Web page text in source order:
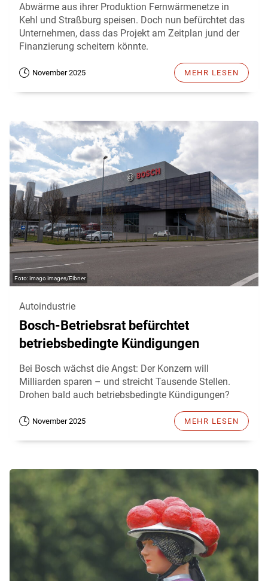
Abwärme aus ihrer Produktion Fernwärmenetze in
Kehl und Straßburg speisen. Doch nun befürchtet das
Unternehmen, dass das Projekt am Zeitplan jund der
Finanzierung scheitern könnte.
November 2025 MEHR LESEN
imago images/Eibner
Autoindustrie
Bosch-Betriebsrat befürchtet
betriebsbedingte Kündigungen
Bei Bosch wächst die Angst: Der Konzern will
Milliarden sparen – und streicht Tausende Stellen.
Drohen bald auch betriebsbedingte Kündigungen?
November 2025 MEHR LESEN